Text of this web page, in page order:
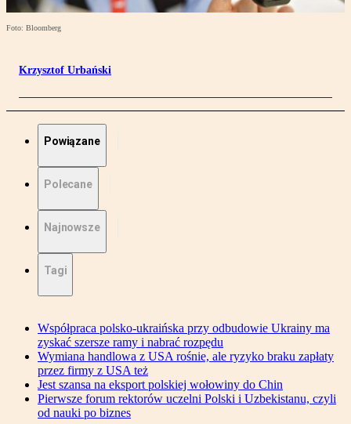
Foto: Bloomberg
Krzysztof Urbański
Powiązane
Polecane
Najnowsze
Tagi
Współpraca polsko-ukraińska przy odbudowie Ukrainy ma
zyskać szersze ramy i nabrać rozpędu
Wymiana handlowa z USA rośnie, ale ryzyko braku zapłaty
przez firmy z USA też
Jest szansa na eksport polskiej wołowiny do Chin
Pierwsze forum rektorów uczelni Polski i Uzbekistanu, czyli
od nauki po biznes